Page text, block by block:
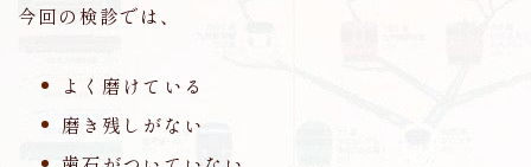
今回の検診では、
よく磨けている
磨き残しがない